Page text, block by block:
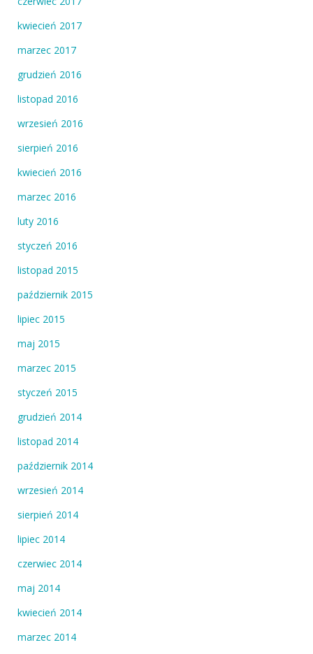
kwiecień 2017
marzec 2017
grudzień 2016
listopad 2016
wrzesień 2016
sierpień 2016
kwiecień 2016
marzec 2016
luty 2016
styczeń 2016
listopad 2015
październik 2015
lipiec 2015
maj 2015
marzec 2015
styczeń 2015
grudzień 2014
listopad 2014
październik 2014
wrzesień 2014
sierpień 2014
lipiec 2014
czerwiec 2014
maj 2014
kwiecień 2014
marzec 2014